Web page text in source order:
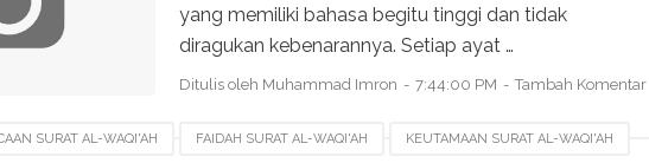
yang memiliki bahasa begitu tinggi dan tidak
diragukan kebenarannya. Setiap ayat …
Ditulis oleh Muhammad Imron 7:44:00 PM Tambah Komentar
SURAT AL-WAQI'AH FAIDAH SURAT AL-WAQI'AH KEUTAMAAN SURAT AL-WAQI'AH